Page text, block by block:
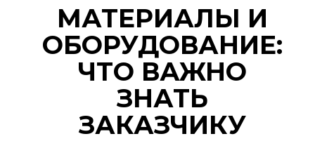
МАТЕРИАЛЫ И
ОБОРУДОВАНИЕ:
ЧТО ВАЖНО
ЗНАТЬ
ЗАКАЗЧИКУ